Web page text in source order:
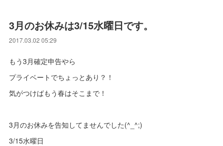
3月のお休みは3/15水曜日です。
2017.03.02 05:29
もう3月確定申告やら
プライベートでちょっとあり？！
気がつけばもう春はそこまで！
3月のお休みを告知してませんでした(^_^;)
3/15水曜日